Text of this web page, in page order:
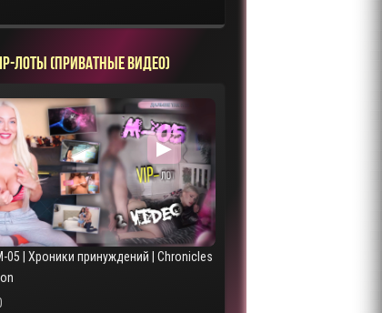
ЛОТЫ (ПРИВАТНЫЕ ВИДЕО)
▶
05 | Хроники принуждений | Chronicles